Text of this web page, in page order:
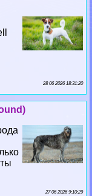
28 06 2026 18:31:20
27 06 2026 9:10:29